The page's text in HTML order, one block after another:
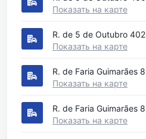
Показать на карте
R. de 5 de Outubro 402
Показать на карте
R. de Faria Guimarães
Показать на карте
R. de Faria Guimarães
Показать на карте